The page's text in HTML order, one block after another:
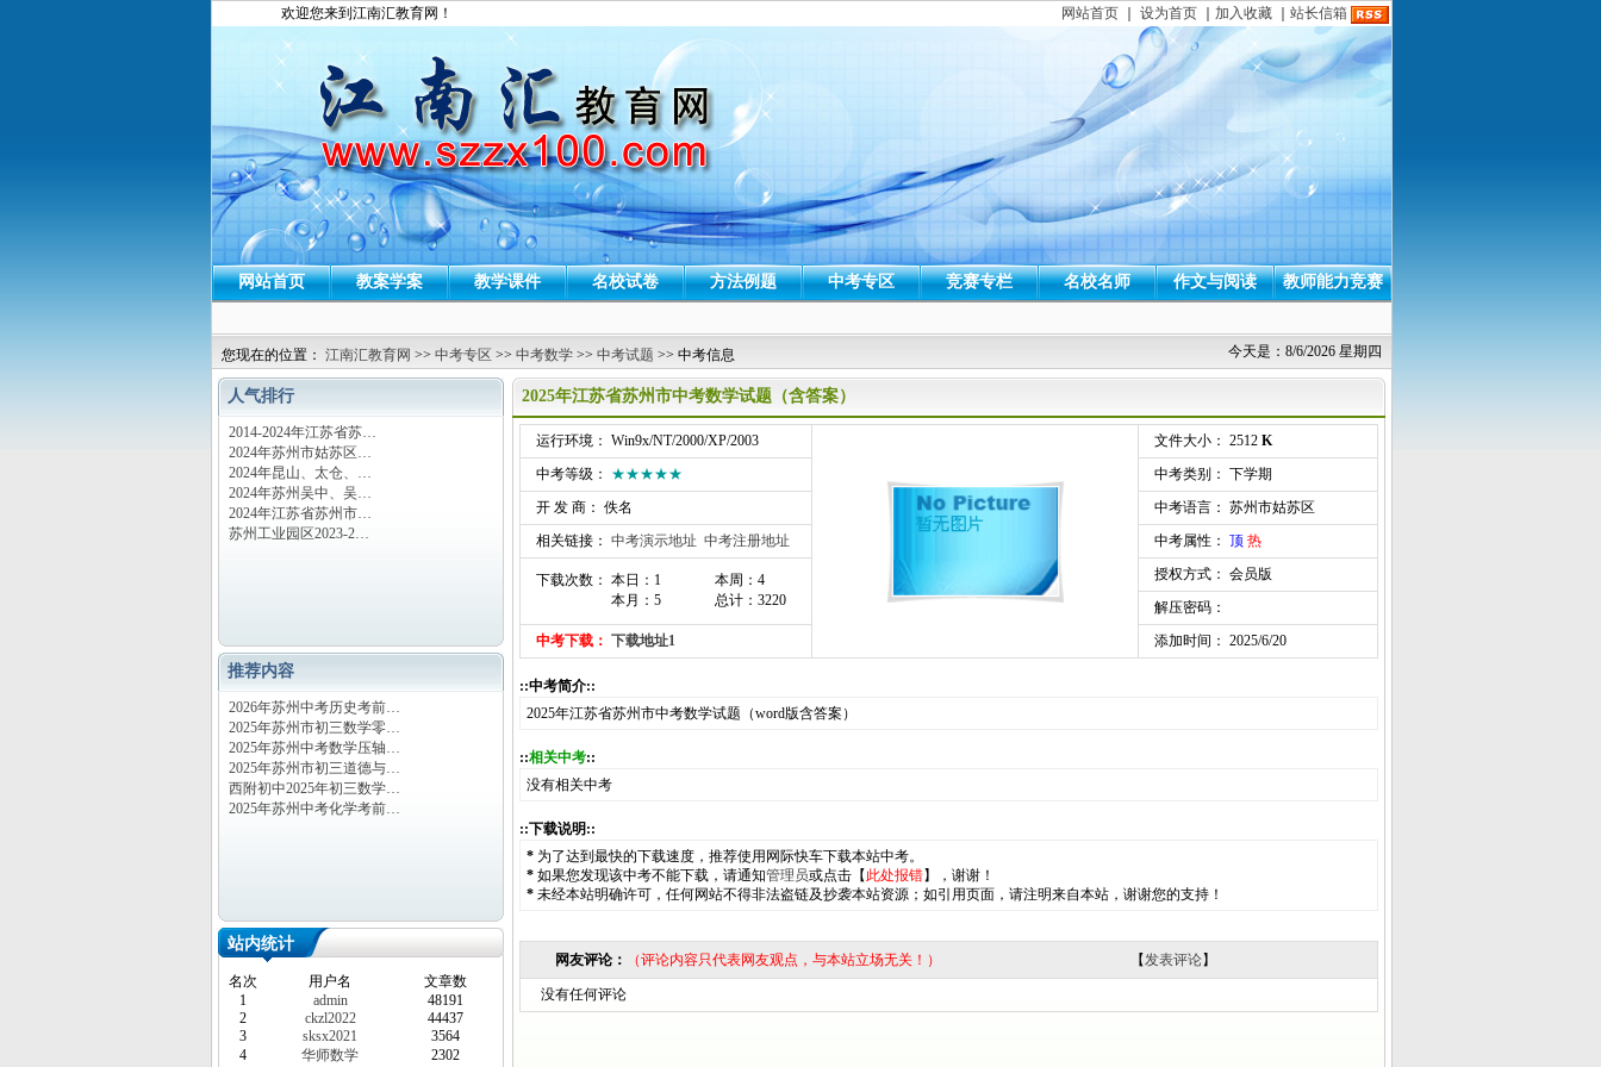
欢迎您来到江南汇教育网！ 网站首页 设为首页 加入收藏 站长信箱
网站首页 教案学案 教学课件 名校试卷 方法例题 中考专区 竞赛专栏 名校名师 作文与阅读 教师能力竞赛
今天是：8/6/2026 星期四
您现在的位置： 江南汇教育网 >> 中考专区 >> 中考数学 >> 中考试题 >> 中考信息
人气排行
2014-2024年江苏省苏…
2024年苏州市姑苏区…
2024年昆山、太仓、…
2024年苏州吴中、吴…
2024年江苏省苏州市…
苏州工业园区2023-2…
推荐内容
2026年苏州中考历史考前…
2025年苏州市初三数学零…
2025年苏州中考数学压轴…
2025年苏州市初三道德与…
西附初中2025年初三数学…
2025年苏州中考化学考前…
站内统计
名次 用户名
文章数
1
admin
48191
2
ckzl2022
44437
3
sksx2021
3564
4
华师数学
2302
2025年江苏省苏州市中考数学试题（含答案）
运行环境： Win9x/NT/2000/XP/2003 文件大小： 2512 K
中考等级： ★★★★★
中考类别： 下学期
开 发 商： 佚名
中考语言： 苏州市姑苏区
相关链接： 中考演示地址 中考注册地址 中考属性： 顶 热
下载次数： 本日：1
本月：5
本周：4
总计：3220
授权方式： 会员版
解压密码：
中考下载： 下载地址1 添加时间： 2025/6/20
::中考简介::
2025年江苏省苏州市中考数学试题（word版含答案）
::相关中考::
没有相关中考
::下载说明::
* 为了达到最快的下载速度，推荐使用网际快车下载本站中考。
* 如果您发现该中考不能下载，请通知管理员或点击【 此处报错】，谢谢！
* 未经本站明确许可，任何网站不得非法盗链及抄袭本站资源；如引用页面，请注明来自本站，谢谢您的支持！
网友评论： （评论内容只代表网友观点，与本站立场无关！） 【发表评论】
没有任何评论